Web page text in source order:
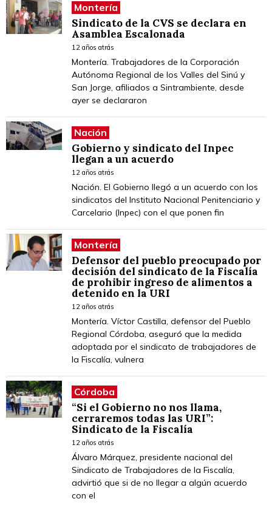
Montería
Sindicato de la CVS se declara en
Asamblea Escalonada
12 años atrás
Montería. Trabajadores de la Corporación
Autónoma Regional de los Valles del Sinú y
San Jorge, afiliados a Sintrambiente, desde
ayer se declararon
Nación
Gobierno y sindicato del Inpec
llegan a un acuerdo
12 años atrás
Nación. El Gobierno llegó a un acuerdo con los
sindicatos del Instituto Nacional Penitenciario y
Carcelario (Inpec) con el que ponen fin
Montería
Defensor del pueblo preocupado por
decisión del sindicato de la Fiscalía
de prohibir ingreso de alimentos a
detenido en la URI
12 años atrás
Montería. Víctor Castilla, defensor del Pueblo
Regional Córdoba, aseguró que la medida
adoptada por el sindicato de trabajadores de
la Fiscalía, vulnera
Córdoba
“Si el Gobierno no nos llama,
cerraremos todas las URI”:
Sindicato de la Fiscalía
12 años atrás
Álvaro Márquez, presidente nacional del
Sindicato de Trabajadores de la Fiscalía,
advirtió que si de no llegar a algún acuerdo
con el